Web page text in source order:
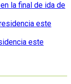
la final de ida de
este